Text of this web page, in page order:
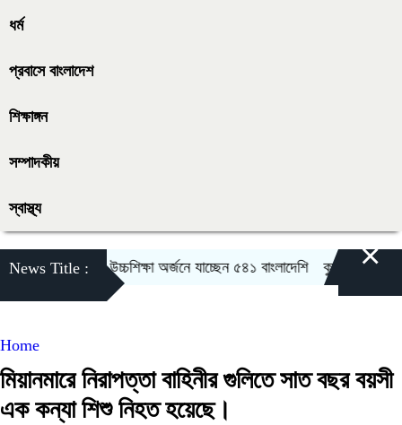
ধর্ম
প্রবাসে বাংলাদেশ
শিক্ষাঙ্গন
সম্পাদকীয়
স্বাস্থ্য
News Title :
বৃত্তিতে উচ্চশিক্ষা অর্জনে যাচ্ছেন ৫৪১ বাংলাদেশি কুলাউড়ায় চুরির
×
Home
মিয়ানমারে নিরাপত্তা বাহিনীর গুলিতে সাত বছর বয়সী
এক কন্যা শিশু নিহত হয়েছে।